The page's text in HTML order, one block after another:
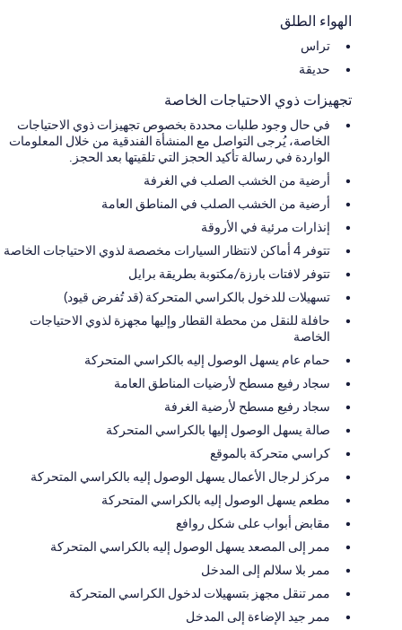
الهواء الطلق
تراس
حديقة
تجهيزات ذوي الاحتياجات الخاصة
في حال وجود طلبات محددة بخصوص تجهيزات ذوي الاحتياجات
الخاصة، يُرجى التواصل مع المنشأة الفندقية من خلال المعلومات
الواردة في رسالة تأكيد الحجز التي تلقيتها بعد الحجز.
أرضية من الخشب الصلب في الغرفة
أرضية من الخشب الصلب في المناطق العامة
إنذارات مرئية في الأروقة
تتوفر 4 أماكن لانتظار السيارات مخصصة لذوي الاحتياجات الخاصة
تتوفر لافتات بارزة/مكتوبة بطريقة برايل
تسهيلات للدخول بالكراسي المتحركة (قد تُفرض قيود)
حافلة للنقل من محطة القطار وإليها مجهزة لذوي الاحتياجات
الخاصة
حمام عام يسهل الوصول إليه بالكراسي المتحركة
سجاد رفيع مسطح لأرضيات المناطق العامة
سجاد رفيع مسطح لأرضية الغرفة
صالة يسهل الوصول إليها بالكراسي المتحركة
كراسي متحركة بالموقع
مركز لرجال الأعمال يسهل الوصول إليه بالكراسي المتحركة
مطعم يسهل الوصول إليه بالكراسي المتحركة
مقابض أبواب على شكل روافع
ممر إلى المصعد يسهل الوصول إليه بالكراسي المتحركة
ممر بلا سلالم إلى المدخل
ممر تنقل مجهز بتسهيلات لدخول الكراسي المتحركة
ممر جيد الإضاءة إلى المدخل